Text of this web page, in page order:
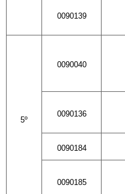
0090139
5º
0090040
0090136
0090184
0090185